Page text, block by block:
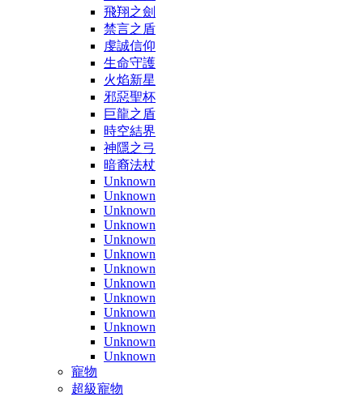
飛翔之劍
禁言之盾
虔誠信仰
生命守護
火焰新星
邪惡聖杯
巨龍之盾
時空結界
神隱之弓
暗裔法杖
Unknown
Unknown
Unknown
Unknown
Unknown
Unknown
Unknown
Unknown
Unknown
Unknown
Unknown
Unknown
Unknown
寵物
超級寵物